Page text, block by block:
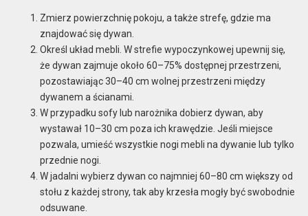
Zmierz powierzchnię pokoju, a także strefę, gdzie ma
znajdować się dywan.
Określ układ mebli. W strefie wypoczynkowej upewnij się,
że dywan zajmuje około 60–75% dostępnej przestrzeni,
pozostawiając 30–40 cm wolnej przestrzeni między
dywanem a ścianami.
W przypadku sofy lub narożnika dobierz dywan, aby
wystawał 10–30 cm poza ich krawędzie. Jeśli miejsce
pozwala, umieść wszystkie nogi mebli na dywanie lub tylko
przednie nogi.
W jadalni wybierz dywan co najmniej 60–80 cm większy od
stołu z każdej strony, tak aby krzesła mogły być swobodnie
odsuwane.